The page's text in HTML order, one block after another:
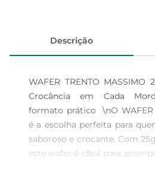
Descrição
WAFER TRENTO
Crocância em Cada
formato prático  \nO WAFER
é a escolha perfeita para
saboroso e crocante. Com
este wafer é ideal para